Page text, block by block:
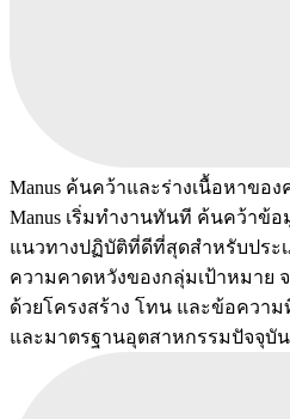
Manus ค้นคว้าและร่างเนื้อหาขอ
Manus เริ่มทำงานทันที ค้นคว้าข้อ
แนวทางปฏิบัติที่ดีที่สุดสำหรับประ
ความคาดหวังของกลุ่มเป้าหมาย
ด้วยโครงสร้าง โทน และข้อควา
และมาตรฐานอุตสาหกรรมปัจจุบั